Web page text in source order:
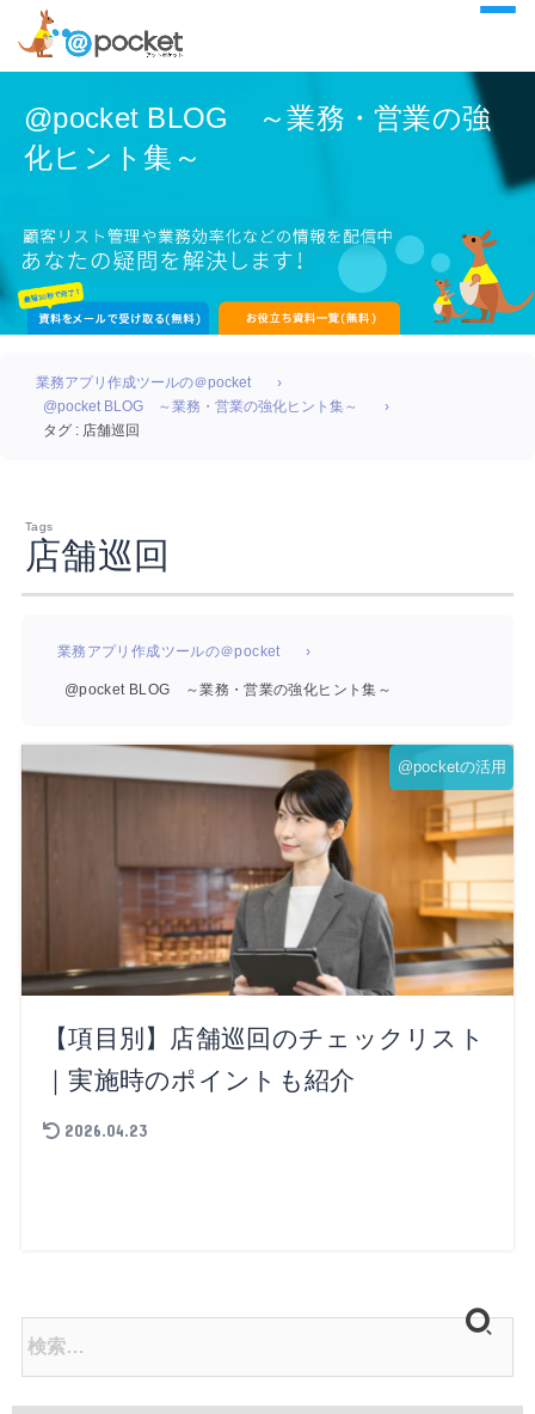
@pocket BLOG ～業務・営業の強
化ヒント集～
業務アプリ作成ツールの＠pocket
@pocket BLOG ～業務・営業の強化ヒント集～
タグ : 店舗巡回
店舗巡回
業務アプリ作成ツールの＠pocket
@pocket BLOG ～業務・営業の強化ヒント集～
@pocketの活用
【項目別】店舗巡回のチェックリスト
｜実施時のポイントも紹介
2026.04.23